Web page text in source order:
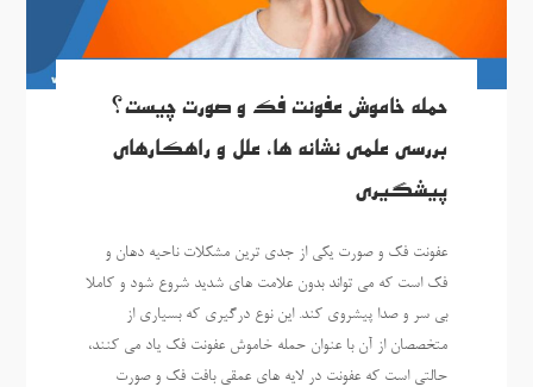
حمله خاموش عفونت فک و صورت چیست؟
بررسی علمی نشانه ها، علل و راهکارهای
پیشگیری
عفونت فک و صورت یکی از جدی ترین مشکلات ناحیه دهان و
فک است که می تواند بدون علامت های شدید شروع شود و کاملا
بی سر و صدا پیشروی کند. این نوع درگیری که بسیاری از
متخصصان از آن با عنوان حمله خاموش عفونت فک یاد می کنند،
حالتی است که عفونت در لایه های عمقی بافت فک و صورت